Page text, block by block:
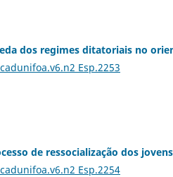
dos regimes ditatoriais no
Esp.2253
de ressocialização dos
Esp.2254